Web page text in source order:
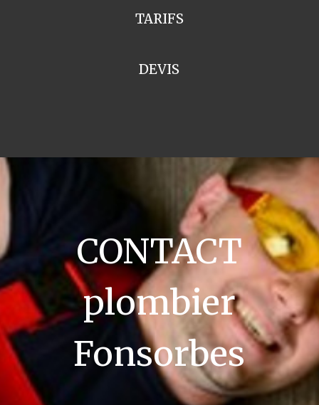
TARIFS
DEVIS
CONTACT
plombier
Fonsorbes